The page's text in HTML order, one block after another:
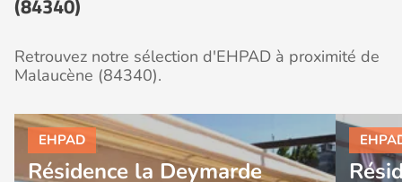
(84340)
Retrouvez notre sélection d'EHPAD à proximité de
Malaucène (84340).
Résidence la Deymarde